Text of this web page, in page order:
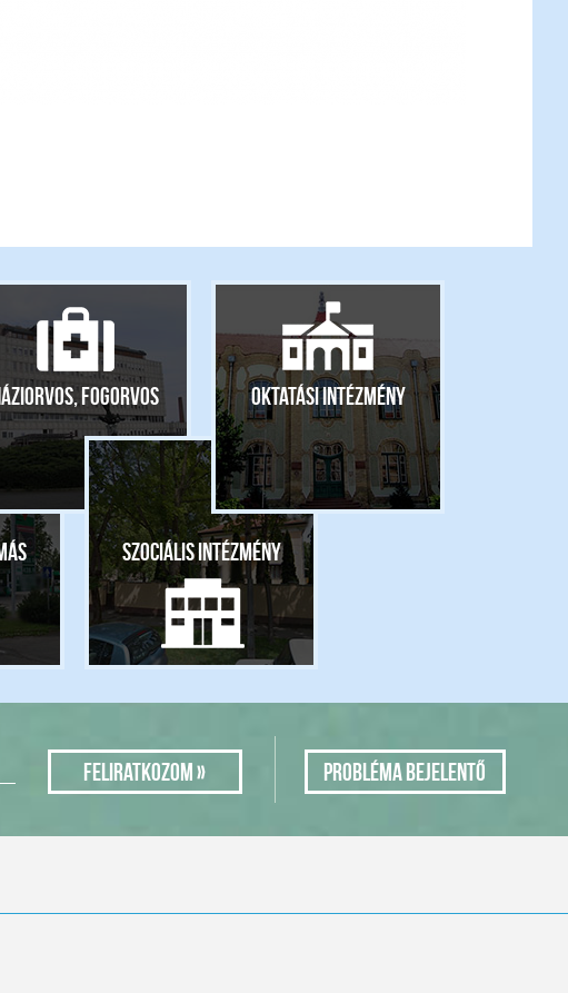
fogorvos
Szociális intézmény
Oktatási intézmény
Probléma bejelentő